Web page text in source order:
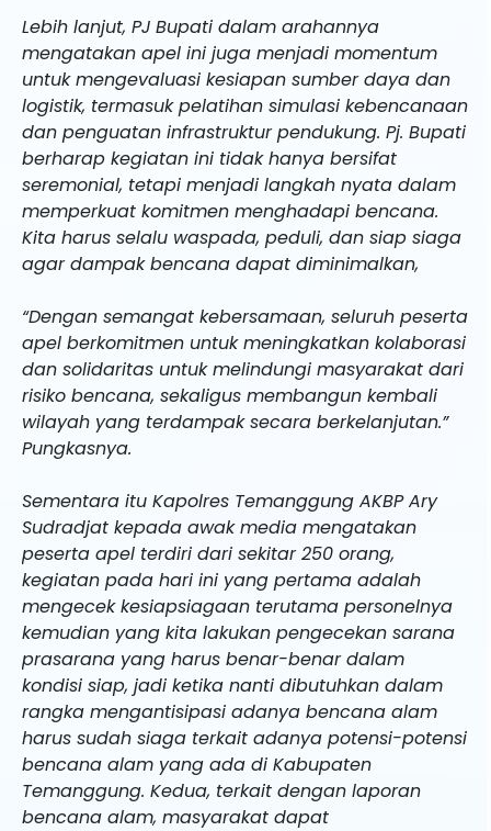
Lebih lanjut, PJ Bupati dalam arahannya
mengatakan apel ini juga menjadi momentum
untuk mengevaluasi kesiapan sumber daya dan
logistik, termasuk pelatihan simulasi kebencanaan
dan penguatan infrastruktur pendukung. Pj. Bupati
berharap kegiatan ini tidak hanya bersifat
seremonial, tetapi menjadi langkah nyata dalam
memperkuat komitmen menghadapi bencana.
Kita harus selalu waspada, peduli, dan siap siaga
agar dampak bencana dapat diminimalkan,
“Dengan semangat kebersamaan, seluruh peserta
apel berkomitmen untuk meningkatkan kolaborasi
dan solidaritas untuk melindungi masyarakat dari
risiko bencana, sekaligus membangun kembali
wilayah yang terdampak secara berkelanjutan.”
Pungkasnya.
Sementara itu Kapolres Temanggung AKBP Ary
Sudradjat kepada awak media mengatakan
peserta apel terdiri dari sekitar 250 orang,
kegiatan pada hari ini yang pertama adalah
mengecek kesiapsiagaan terutama personelnya
kemudian yang kita lakukan pengecekan sarana
prasarana yang harus benar-benar dalam
kondisi siap, jadi ketika nanti dibutuhkan dalam
rangka mengantisipasi adanya bencana alam
harus sudah siaga terkait adanya potensi-potensi
bencana alam yang ada di Kabupaten
Temanggung. Kedua, terkait dengan laporan
bencana alam, masyarakat dapat